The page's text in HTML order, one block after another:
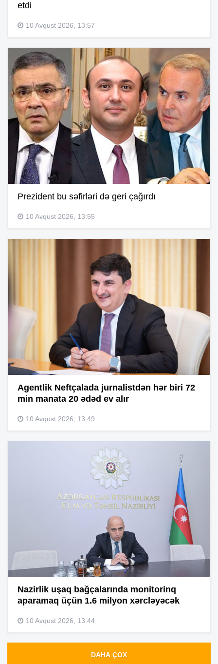
etdi
10 Avqust 2026, 13:57
Prezident bu səfirləri də geri çağırdı
10 Avqust 2026, 13:55
Agentlik Neftçalada jurnalistdən hər biri 72
min manata 20 ədəd ev alır
10 Avqust 2026, 13:49
Nazirlik uşaq bağçalarında monitorinq
aparamaq üçün 1.6 milyon xərcləyəcək
10 Avqust 2026, 13:44
DAHA ÇOX